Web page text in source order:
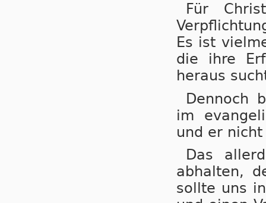
Für
Es ist
die ihre
heraus
Dennoch
im
und er
Das
abhalten,
sollte uns